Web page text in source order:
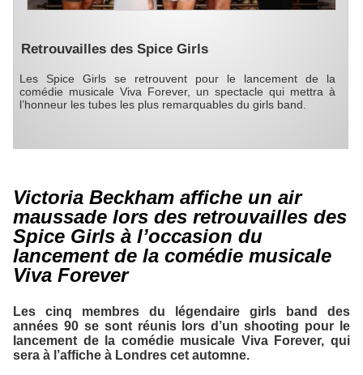
Retrouvailles des Spice Girls
Les Spice Girls se retrouvent pour le lancement de la
comédie musicale Viva Forever, un spectacle qui mettra à
l’honneur les tubes les plus remarquables du girls band.
Victoria Beckham affiche un air
maussade lors des retrouvailles des
Spice Girls à l’occasion du
lancement de la comédie musicale
Viva Forever
Les cinq membres du légendaire girls band des
années 90 se sont réunis lors d’un shooting pour le
lancement de la comédie musicale Viva Forever, qui
sera à l’affiche à Londres cet automne.